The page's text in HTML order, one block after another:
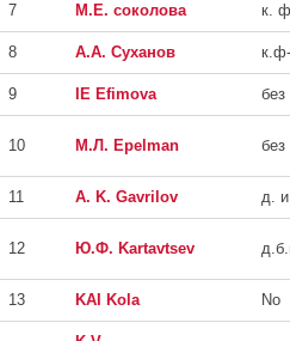
7 М.Е. cоколова к.
8 А.А. Cуханов
9 IE Efimova без
10 М.Л. Epelman без
11 A. K. Gavrilov д.
12 Ю.Ф. Kartavtsev
13 KAI Kola No